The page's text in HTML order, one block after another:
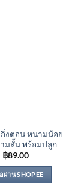
งตอน หนามน้อย
มสั้น พร้อมปลูก
฿89.00
ผ่าน SHOPEE